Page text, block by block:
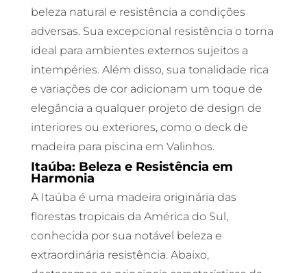
beleza natural e resistência a condições
adversas. Sua excepcional resistência o torna
ideal para ambientes externos sujeitos a
intempéries. Além disso, sua tonalidade rica
e variações de cor adicionam um toque de
elegância a qualquer projeto de design de
interiores ou exteriores, como o deck de
madeira para piscina em Valinhos.
Itaúba: Beleza e Resistência em
Harmonia
A Itaúba é uma madeira originária das
florestas tropicais da América do Sul,
conhecida por sua notável beleza e
extraordinária resistência. Abaixo,